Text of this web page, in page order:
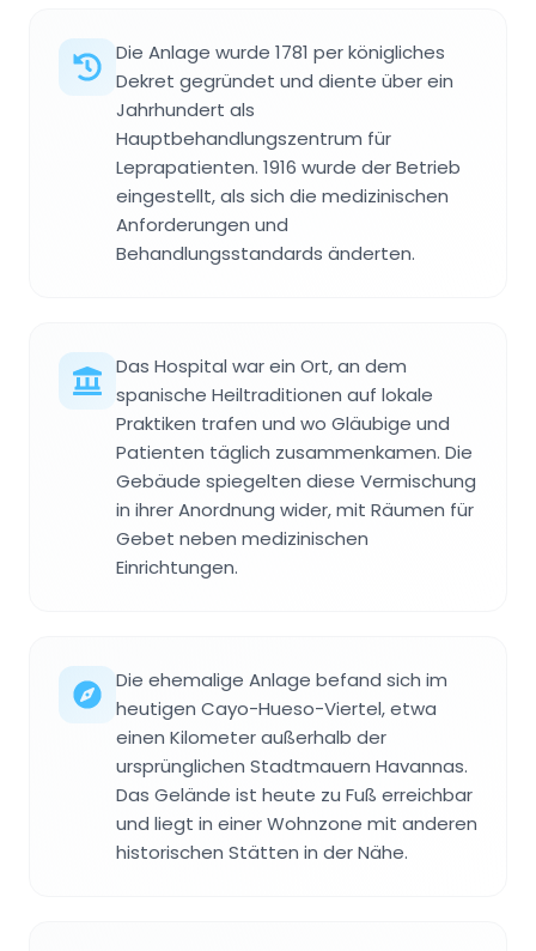
Die Anlage wurde 1781 per königliches
Dekret gegründet und diente über ein
Jahrhundert als
Hauptbehandlungszentrum für
Leprapatienten. 1916 wurde der Betrieb
eingestellt, als sich die medizinischen
Anforderungen und
Behandlungsstandards änderten.
Das Hospital war ein Ort, an dem
spanische Heiltraditionen auf lokale
Praktiken trafen und wo Gläubige und
Patienten täglich zusammenkamen. Die
Gebäude spiegelten diese Vermischung
in ihrer Anordnung wider, mit Räumen für
Gebet neben medizinischen
Einrichtungen.
Die ehemalige Anlage befand sich im
heutigen Cayo-Hueso-Viertel, etwa
einen Kilometer außerhalb der
ursprünglichen Stadtmauern Havannas.
Das Gelände ist heute zu Fuß erreichbar
und liegt in einer Wohnzone mit anderen
historischen Stätten in der Nähe.